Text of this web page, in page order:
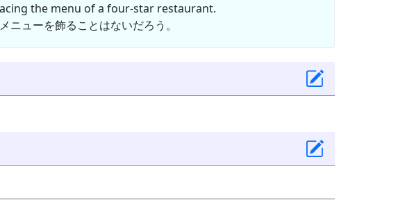
the menu of a four-star restaurant.
ューを飾ることはないだろう。